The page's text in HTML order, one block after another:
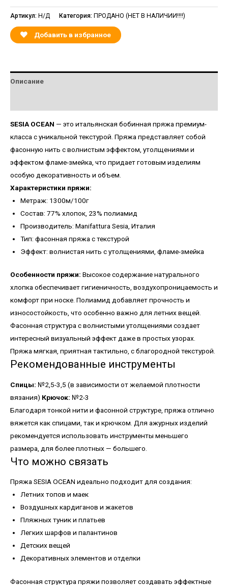
Артикул: Н/Д Категория: ПРОДАНО (НЕТ В НАЛИЧИИ!!!!)
Добавить в избранное
Описание
SESIA OCEAN — это итальянская бобинная пряжа премиум-
класса с уникальной текстурой. Пряжа представляет собой
фасонную нить с волнистым эффектом, утолщениями и
эффектом фламе-змейка, что придает готовым изделиям
особую декоративность и объем.
Характеристики пряжи:
Метраж: 1300м/100г
Состав: 77% хлопок, 23% полиамид
Производитель: Manifattura Sesia, Италия
Тип: фасонная пряжа с текстурой
Эффект: волнистая нить с утолщениями, фламе-змейка
Особенности пряжи: Высокое содержание натурального
хлопка обеспечивает гигиеничность, воздухопроницаемость и
комфорт при носке. Полиамид добавляет прочность и
износостойкость, что особенно важно для летних вещей.
Фасонная структура с волнистыми утолщениями создает
интересный визуальный эффект даже в простых узорах.
Пряжа мягкая, приятная тактильно, с благородной текстурой.
Рекомендованные инструменты
Спицы: №2,5-3,5 (в зависимости от желаемой плотности
вязания) Крючок: №2-3
Благодаря тонкой нити и фасонной структуре, пряжа отлично
вяжется как спицами, так и крючком. Для ажурных изделий
рекомендуется использовать инструменты меньшего
размера, для более плотных — большего.
Что можно связать
Пряжа SESIA OCEAN идеально подходит для создания:
Летних топов и маек
Воздушных кардиганов и жакетов
Пляжных туник и платьев
Легких шарфов и палантинов
Детских вещей
Декоративных элементов и отделки
Фасонная структура пряжи позволяет создавать эффектные